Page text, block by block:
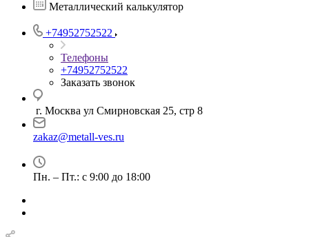
Металлический калькулятор
+74952752522
Телефоны
+74952752522
Заказать звонок
г. Москва ул Смирновская 25, стр 8
zakaz@metall-ves.ru
Пн. – Пт.: с 9:00 до 18:00